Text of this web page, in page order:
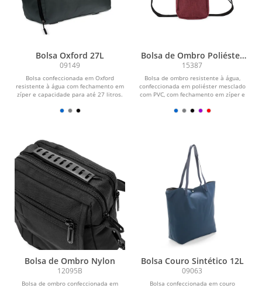
Bolsa Oxford 27L
09149
Bolsa confeccionada em Oxford
resistente à água com fechamento em
zíper e capacidade para até 27 litros.
Bolsa de Ombro Poliéster
PVC Mescla
15387
Bolsa de ombro resistente à água,
confeccionada em poliéster mesclado
com PVC, com fechamento em zíper e
Bolsa de Ombro Nylon
12095B
Bolsa de ombro confeccionada em
Bolsa Couro Sintético 12L
09063
Bolsa confeccionada em couro